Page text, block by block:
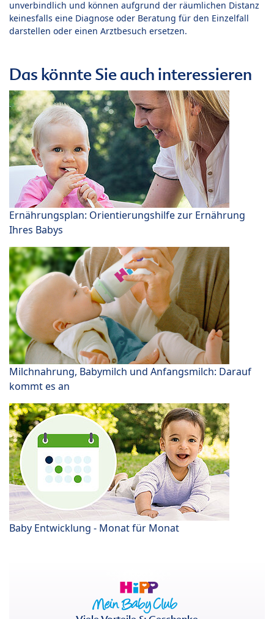
unverbindlich und können aufgrund der räumlichen Distanz
keinesfalls eine Diagnose oder Beratung für den Einzelfall
darstellen oder einen Arztbesuch ersetzen.
Das könnte Sie auch interessieren
Ernährungsplan: Orientierungshilfe zur Ernährung
Ihres Babys
Milchnahrung, Babymilch und Anfangsmilch: Darauf
kommt es an
Baby Entwicklung - Monat für Monat